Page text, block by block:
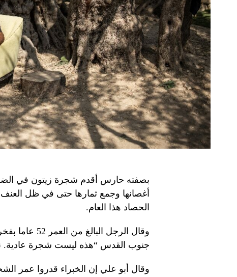
بصفته حارس أقدم شجرة زيتون في
أغصانها وجمع ثمارها حتى في ظل
الحصاد هذا العام.
وقال الرجل
جنوب القدس “هذه ليست شجرة عادية.